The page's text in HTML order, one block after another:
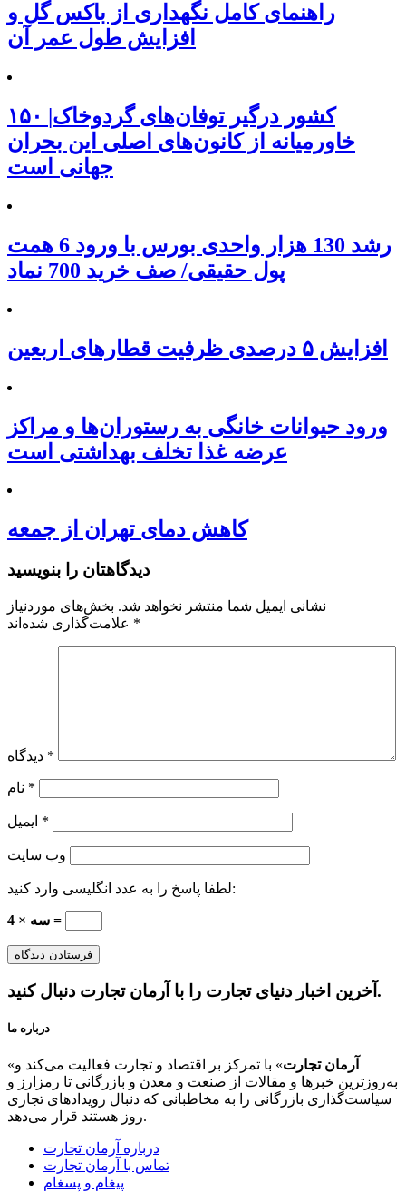
راهنمای کامل نگهداری از باکس گل و
افزایش طول عمر آن
۱۵۰ کشور درگیر توفان‌های گردوخاک|
خاورمیانه از کانون‌های اصلی این بحران
جهانی است
رشد 130 هزار واحدی بورس با ورود 6 همت
پول حقیقی/ صف خرید 700 نماد
افزایش ۵ درصدی ظرفیت قطارهای اربعین
ورود حیوانات خانگی به رستوران‌ها و مراکز
عرضه غذا تخلف بهداشتی است
کاهش دمای تهران از جمعه
دیدگاهتان را بنویسید
نشانی ایمیل شما منتشر نخواهد شد. بخش‌های موردنیاز
*
*
*
*
وب‌ سایت
لطفا پاسخ را به عدد انگلیسی وارد کنید:
سه × 4 =
آخرین اخبار دنیای تجارت را با آرمان تجارت دنبال کنید.
درباره ما
« آرمان تجارت» با تمرکز بر اقتصاد و تجارت فعالیت می‌کند و
به‌روزترین خبرها و مقالات از صنعت و معدن و بازرگانی تا رمزارز و
سیاست‌گذاری بازرگانی را به مخاطبانی که دنبال رویدادهای تجاری
روز هستند قرار می‌دهد.
درباره آرمان تجارت
تماس با آرمان تجارت
پیغام و پسغام